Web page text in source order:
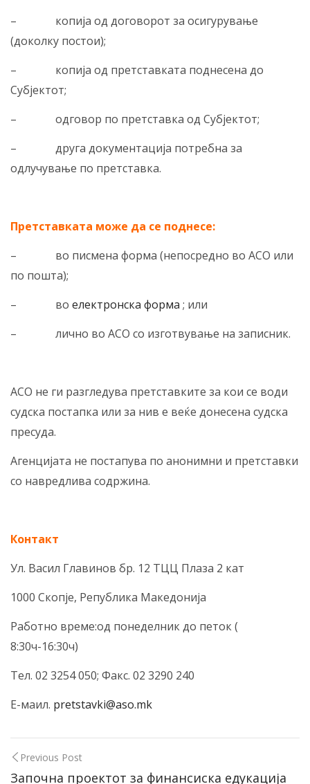
– копија од договорот за осигурување
(доколку постои);
– копија од претставката поднесена до
Субјектот;
– одговор по претставка од Субјектот;
– друга документација потребна за
одлучување по претставка.
Претставката може да се поднесе:
– во писмена форма (непосредно во АСО или
по пошта);
– во електронска форма ; или
– лично во АСО со изготвување на записник.
АСО не ги разгледува претставките за кои се води
судска постапка или за нив е веќе донесена судска
пресуда.
Агенцијата не постапува по анонимни и претставки
со навредлива содржина.
Контакт
Ул. Васил Главинов бр. 12 ТЦЦ Плаза 2 кат
1000 Скопје, Република Македонија
Работно време:од понеделник до петок (
8:30ч-16:30ч)
Тел. 02 3254 050; Факс. 02 3290 240
Е-маил. pretstavki@aso.mk
Previous Post
Започна проектот за финансиска едукација